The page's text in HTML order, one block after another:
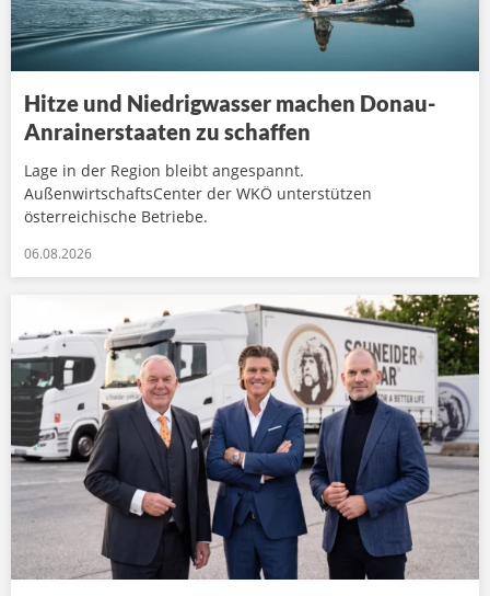
Hitze und Niedrigwasser machen Donau-
Anrainerstaaten zu schaffen
Lage in der Region bleibt angespannt.
AußenwirtschaftsCenter der WKÖ unterstützen
österreichische Betriebe.
06.08.2026